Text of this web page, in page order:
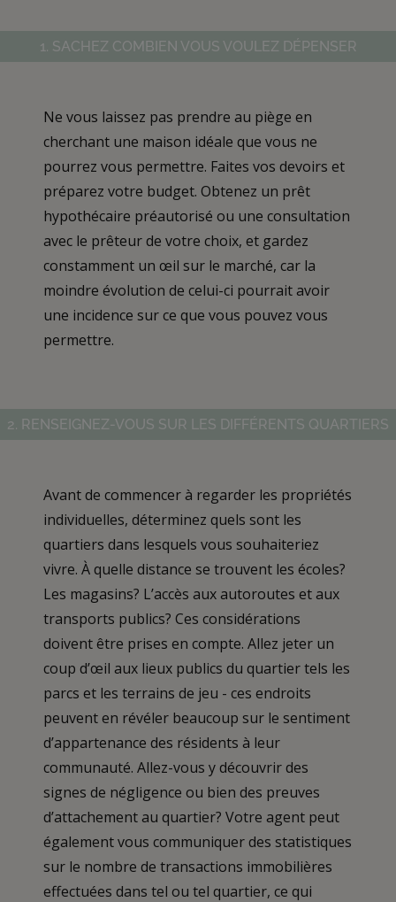
1. SACHEZ COMBIEN VOUS VOULEZ DÉPENSER
Ne vous laissez pas prendre au piège en
cherchant une maison idéale que vous ne
pourrez vous permettre. Faites vos devoirs et
préparez votre budget. Obtenez un prêt
hypothécaire préautorisé ou une consultation
avec le prêteur de votre choix, et gardez
constamment un œil sur le marché, car la
moindre évolution de celui-ci pourrait avoir
une incidence sur ce que vous pouvez vous
permettre.
2. RENSEIGNEZ-VOUS SUR LES DIFFÉRENTS QUARTIERS
Avant de commencer à regarder les propriétés
individuelles, déterminez quels sont les
quartiers dans lesquels vous souhaiteriez
vivre. À quelle distance se trouvent les écoles?
Les magasins? L’accès aux autoroutes et aux
transports publics? Ces considérations
doivent être prises en compte. Allez jeter un
coup d’œil aux lieux publics du quartier tels les
parcs et les terrains de jeu - ces endroits
peuvent en révéler beaucoup sur le sentiment
d’appartenance des résidents à leur
communauté. Allez-vous y découvrir des
signes de négligence ou bien des preuves
d’attachement au quartier? Votre agent peut
également vous communiquer des statistiques
sur le nombre de transactions immobilières
effectuées dans tel ou tel quartier, ce qui